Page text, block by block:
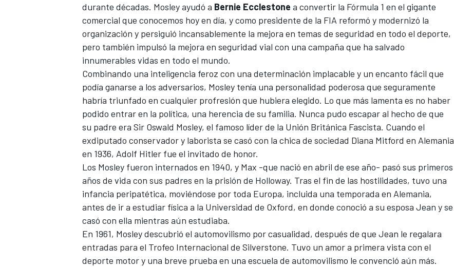
FÓRMULA E
durante décadas. Mosley ayudó a Bernie Ecclestone a convertir la Fórmula 1 en el gigante
comercial que conocemos hoy en día, y como presidente de la FIA reformó y modernizó la
organización y persiguió incansablemente la mejora en temas de seguridad en todo el deporte,
pero también impulsó la mejora en seguridad vial con una campaña que ha salvado
innumerables vidas en todo el mundo.
Combinando una inteligencia feroz con una determinación implacable y un encanto fácil que
podía ganarse a los adversarios, Mosley tenía una personalidad poderosa que seguramente
habría triunfado en cualquier profresión que hubiera elegido. Lo que más lamenta es no haber
podido entrar en la política, una herencia de su familia. Nunca pudo escapar al hecho de que
su padre era Sir Oswald Mosley, el famoso líder de la Unión Británica Fascista. Cuando el
exdiputado conservador y laborista se casó con la chica de sociedad Diana Mitford en Alemania
en 1936, Adolf Hitler fue el invitado de honor.
Los Mosley fueron internados en 1940, y Max -que nació en abril de ese año- pasó sus primeros
años de vida con sus padres en la prisión de Holloway. Tras el fin de las hostilidades, tuvo una
infancia peripatética, moviéndose por toda Europa, incluida una temporada en Alemania,
antes de ir a estudiar física a la Universidad de Oxford, en donde conoció a su esposa Jean y se
casó con ella mientras aún estudiaba.
En 1961, Mosley descubrió el automovilismo por casualidad, después de que Jean le regalara
entradas para el Trofeo Internacional de Silverstone. Tuvo un amor a primera vista con el
deporte motor y una breve prueba en una escuela de automovilismo le convenció aún más.